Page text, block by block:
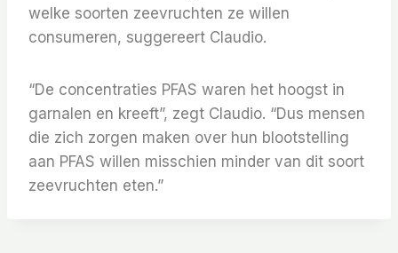
welke soorten zeevruchten ze willen
consumeren, suggereert Claudio.
“De concentraties PFAS waren het hoogst in
garnalen en kreeft”, zegt Claudio. “Dus mensen
die zich zorgen maken over hun blootstelling
aan PFAS willen misschien minder van dit soort
zeevruchten eten.”